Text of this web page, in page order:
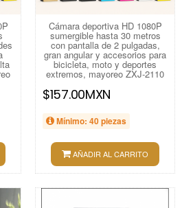
Cámara deportiva HD 1080P
sumergible hasta 30 metros
con pantalla de 2 pulgadas,
gran angular y accesorios para
bicicleta, moto y deportes
extremos, mayoreo ZXJ-2110
$157.00MXN
Mínimo: 40 piezas
AÑADIR AL CARRITO